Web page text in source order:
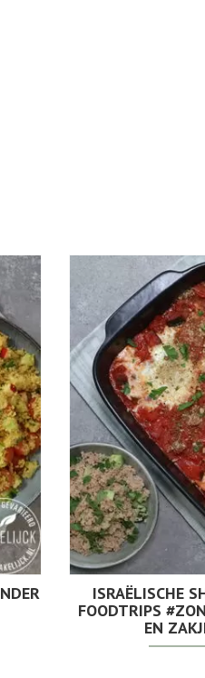
ISRAËLISCHE
FOODTRIPS
EN